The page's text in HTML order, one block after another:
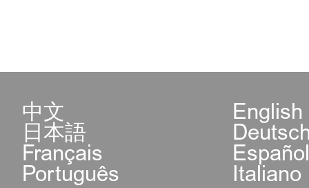
中文 English
日本語
Français
Português Italiano